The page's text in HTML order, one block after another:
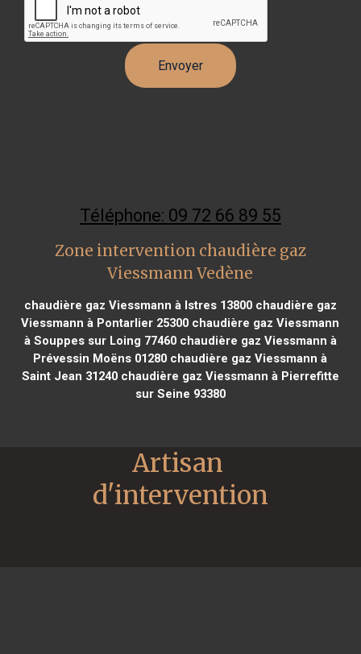
Téléphone: 09 72 66 89 55
Zone intervention chaudière gaz
Viessmann Vedène
chaudière gaz Viessmann à Istres 13800chaudière gaz
Viessmann à Pontarlier 25300 chaudière gaz Viessmann
à Souppes sur Loing 77460chaudière gaz Viessmann à
Prévessin Moëns 01280 chaudière gaz Viessmann à
Saint Jean 31240chaudière gaz Viessmann à Pierrefitte
sur Seine 93380
Artisan
d'intervention